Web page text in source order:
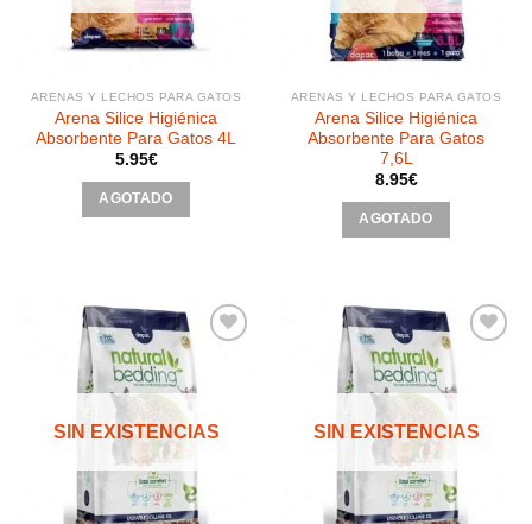
ARENAS Y LECHOS PARA GATOS
Arena Silice Higiénica
Absorbente Para Gatos 4L
5.95€
AGOTADO
ARENAS Y LECHOS PARA GATOS
Arena Silice Higiénica
Absorbente Para Gatos
7,6L
8.95€
AGOTADO
lista de
SIN EXISTENCIAS
lista de
SIN EXISTENCIAS